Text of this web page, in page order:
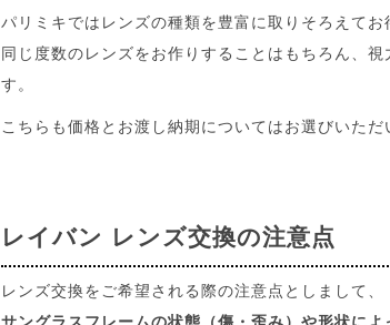
パリミキではレンズの種類を豊富に取りそろえてお
同じ度数のレンズをお作りすることはもちろん、
す。
こちらも価格とお渡し納期についてはお選びいた
レイバン レンズ交換の注意点
レンズ交換をご希望される際の注意点としまして、